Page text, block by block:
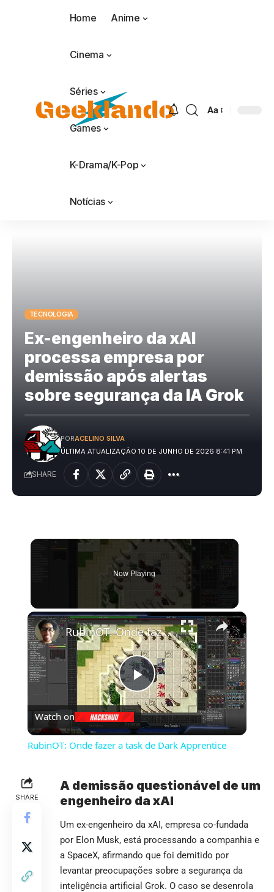
Home Anime
Cinema
Séries
Games
K-Drama/K-Pop
Notícias
Aa
TECNOLOGIA
Ex-engenheiro da xAI
processa empresa por
demissão após alertas
sobre segurança da IA Grok
ÚLTIMA ATUALIZAÇÃO 10 DE JUNHO DE 2026 8:41 PM
PORACELINO SILVA
SHARE
Now Playing
×
Play
Video
RubinOT: Onde fazer a task de Dark Apprentice
Watch on
RubinOT: Onde fazer a task de Dark Apprentice
SHARE
A demissão questionável de um
engenheiro da xAI
Um ex-engenheiro da xAI, empresa co-fundada
por Elon Musk, está processando a companhia e
a SpaceX, afirmando que foi demitido por
levantar preocupações sobre a segurança da
inteligência artificial Grok. O caso se desenrola